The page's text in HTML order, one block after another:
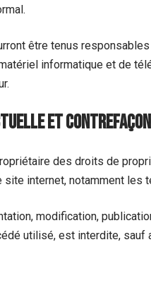
être tenus
informatique et de
et
des droits de
internet, notamment les
modification,
utilisé, est interdite,